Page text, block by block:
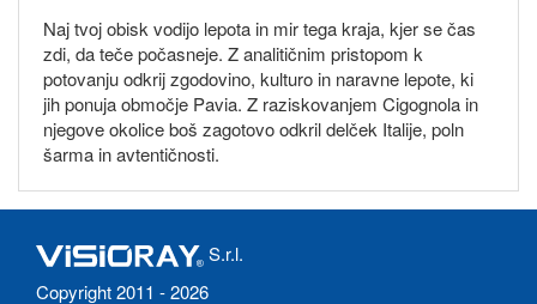
Naj tvoj obisk vodijo lepota in mir tega kraja, kjer se čas
zdi, da teče počasneje. Z analitičnim pristopom k
potovanju odkrij zgodovino, kulturo in naravne lepote, ki
jih ponuja območje Pavia. Z raziskovanjem Cigognola in
njegove okolice boš zagotovo odkril delček Italije, poln
šarma in avtentičnosti.
S.r.l.
Copyright 2011 - 2026